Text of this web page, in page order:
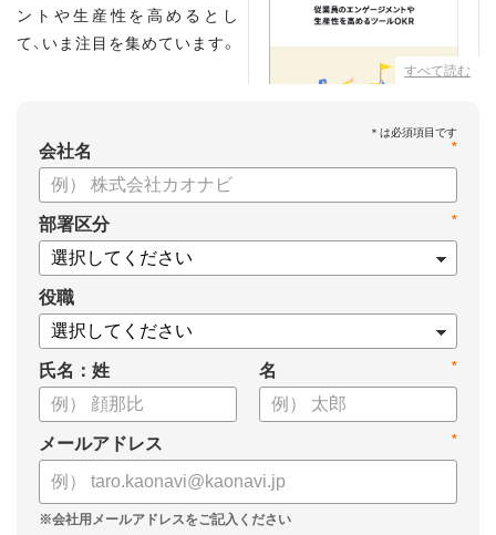
すべて読む
ントや生産性を高めるとし
て、いま注目を集めています。
・OKRと従来の目標管理制度
との違い
・OKRを導入、運用するにはどうすればいいのか
・OKRの運用を助けるツール
についてまとめましたので、ぜひお役立てください。
*
会社名
*
部署区分
役職
氏名：姓 *
名
*
メールアドレス